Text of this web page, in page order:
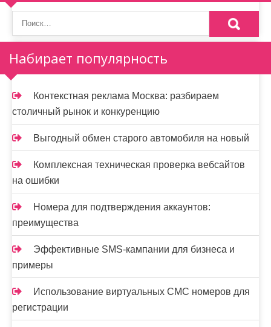
Набирает популярность
Контекстная реклама Москва: разбираем
столичный рынок и конкуренцию
Выгодный обмен старого автомобиля на новый
Комплексная техническая проверка вебсайтов
на ошибки
Номера для подтверждения аккаунтов:
преимущества
Эффективные SMS-кампании для бизнеса и
примеры
Использование виртуальных СМС номеров для
регистрации